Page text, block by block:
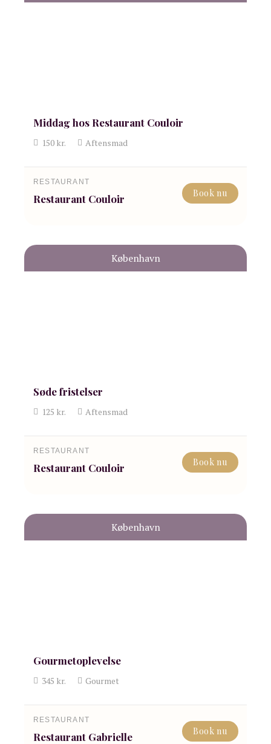
Middag hos Restaurant Couloir
150kr. Aftensmad
RESTAURANT
Restaurant Couloir Book nu
København
Søde fristelser
125 kr. Aftensmad
RESTAURANT
Restaurant Couloir Book nu
København
Gourmetoplevelse
345 kr. Gourmet
RESTAURANT
Restaurant Gabrielle Book nu